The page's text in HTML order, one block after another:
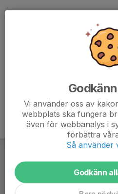
Vi använder oss av
webbplats ska fungera
även för webbanalys i
förbättra
Så använder
Godkänn